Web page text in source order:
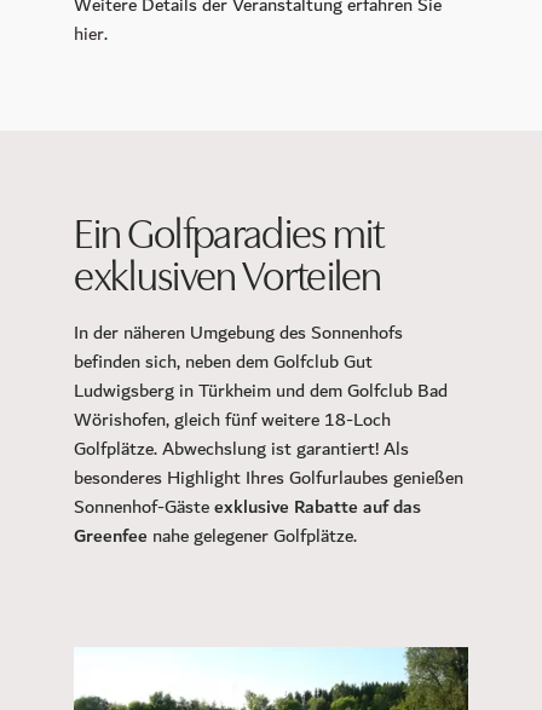
hier.
Ein Golfparadies mit
exklusiven Vorteilen
In der näheren Umgebung des Sonnenhofs
befinden sich, neben dem Golfclub Gut
Ludwigsberg in Türkheim und dem Golfclub Bad
Wörishofen, gleich fünf weitere 18-Loch
Golfplätze. Abwechslung ist garantiert! Als
besonderes Highlight Ihres Golfurlaubes genießen
Sonnenhof-Gästeexklusive Rabatte auf das
Greenfee nahe gelegener Golfplätze.